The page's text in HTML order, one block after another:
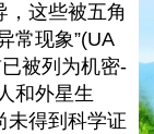
，这些被五角
常现象”(UA
被列为机密-
和外星生
未得到科学证